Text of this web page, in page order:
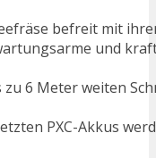
befreit mit
und
zu 6 Meter weiten
PXC-Akkus